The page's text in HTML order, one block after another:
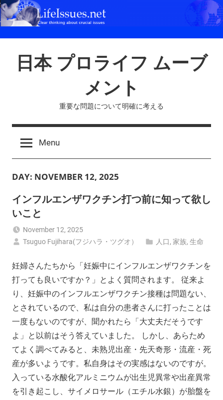
Skip
to
日本 プロライフ ムーブ
メント
重要な問題について明確に考える
Menu
DAY: NOVEMBER 12, 2025
インフルエンザワクチン打つ前に知って欲し
いこと
November 12, 2025
Tsuguo Fujihara(フジハラ・ツグオ）
人口,家族,生命
妊婦さんたちから「妊娠中にインフルエンザワクチンを
打っても良いですか？」とよく質問されます。 従来よ
り、妊娠中のインフルエンザワクチン接種は問題ない、
とされているので、私は自分の患者さんに打ったことは
一度もないのですが、聞かれたら「大丈夫だそうです
よ」と以前はそう答えていました。 しかし、あらため
てよく調べてみると、未熟児出産・先天奇形・流産・死
産が多いようです。私自身はその実感はないのですが。
入っている水酸化アルミニウムが出生児異常や出産異常
を引き起こし、サイメロサール（エチル水銀）が胎盤を